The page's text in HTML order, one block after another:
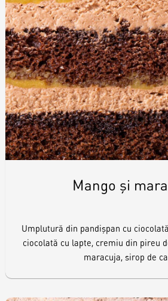
Mango și
Umplutură din pandișpan cu
ciocolată cu lapte, cremiu din pireu
maracuja, sirop de